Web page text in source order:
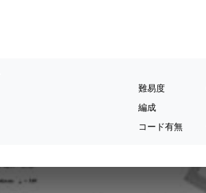
難易度
編成
コード有無